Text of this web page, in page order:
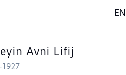
EN
Avni Lifij